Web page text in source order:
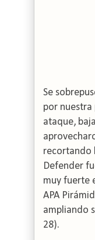
Se
por
ataque,
recortando
Defender
muy fuerte
APA
ampliando
28).